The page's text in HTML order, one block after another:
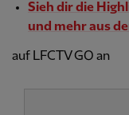
Sieh dir die
und mehr aus
auf LFCTV GO an